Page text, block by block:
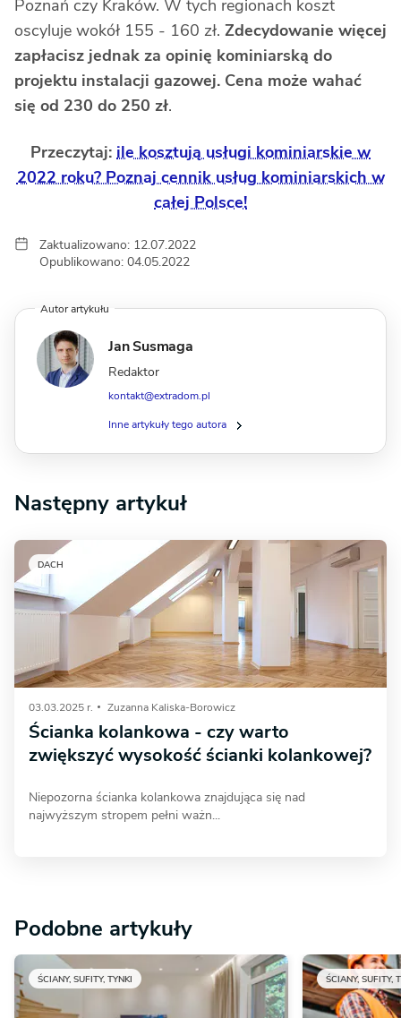
Poznań czy Kraków. W tych regionach koszt
oscyluje wokół 155 - 160 zł. Zdecydowanie więcej
zapłacisz jednak za opinię kominiarską do
projektu instalacji gazowej. Cena może wahać
się od 230 do 250 zł.
Przeczytaj: ile kosztują usługi kominiarskie w
2022 roku? Poznaj cennik usług kominiarskich w
całej Polsce!
Zaktualizowano: 12.07.2022
Opublikowano: 04.05.2022
Autor artykułu
Jan Susmaga
Redaktor
kontakt@extradom.pl
Inne artykuły tego autora
Następny artykuł
DACH
03.03.2025 r. Zuzanna Kaliska-Borowicz
Ścianka kolankowa - czy warto
zwiększyć wysokość ścianki kolankowej?
Niepozorna ścianka kolankowa znajdująca się nad
najwyższym stropem pełni ważn...
Podobne artykuły
ŚCIANY, SUFITY, TYNKI ŚCIANY, SUFITY,